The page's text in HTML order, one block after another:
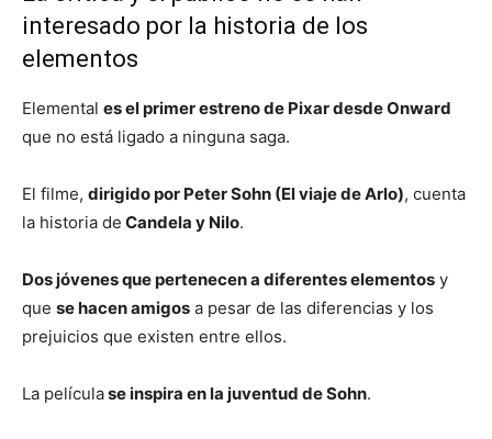
interesado por la historia de los
elementos
Elemental es el primer estreno de Pixar desde Onward
que no está ligado a ninguna saga.
El filme, dirigido por Peter Sohn (El viaje de Arlo), cuenta
la historia de Candela y Nilo.
Dos jóvenes que pertenecen a diferentes elementos y
que se hacen amigos a pesar de las diferencias y los
prejuicios que existen entre ellos.
La películase inspira en la juventud de Sohn.